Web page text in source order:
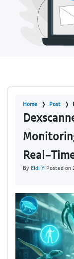
Home Post
Real-
By Eldi Y Posted on